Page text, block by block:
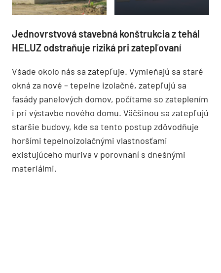
Jednovrstvová stavebná konštrukcia z tehál
HELUZ odstraňuje riziká pri zatepľovaní
Všade okolo nás sa zatepľuje. Vymieňajú sa staré
okná za nové – tepelne izolačné, zatepľujú sa
fasády panelových domov, počítame so zateplením
i pri výstavbe nového domu. Väčšinou sa zatepľujú
staršie budovy, kde sa tento postup zdôvodňuje
horšími tepelnoizolačnými vlastnosťami
existujúceho muriva v porovnaní s dnešnými
materiálmi.